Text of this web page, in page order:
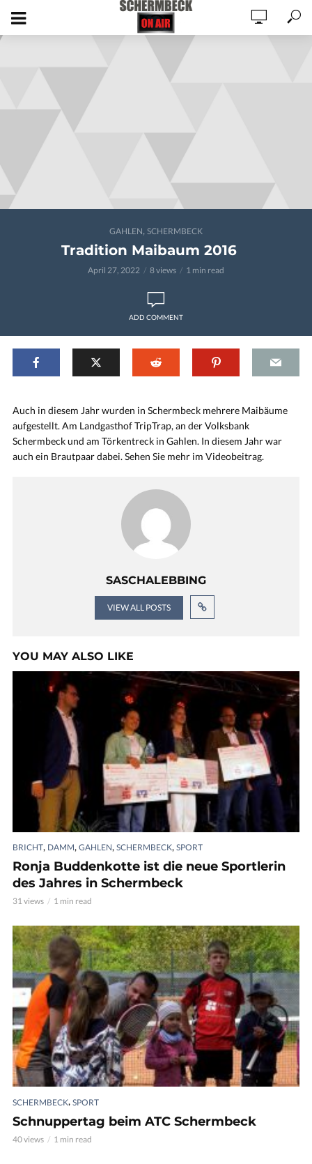
GAHLEN, SCHERMBECK
Tradition Maibaum 2016
April 27, 2022 8 views 1 min read
ADD COMMENT
Auch in diesem Jahr wurden in Schermbeck mehrere Maibäume
aufgestellt. Am Landgasthof TripTrap, an der Volksbank
Schermbeck und am Törkentreck in Gahlen. In diesem Jahr war
auch ein Brautpaar dabei. Sehen Sie mehr im Videobeitrag.
SASCHALEBBING
VIEW ALL POSTS
YOU MAY ALSO LIKE
BRICHT, DAMM, GAHLEN, SCHERMBECK, SPORT
Ronja Buddenkotte ist die neue Sportlerin
des Jahres in Schermbeck
31 views 1 min read
SCHERMBECK, SPORT
Schnuppertag beim ATC Schermbeck
40 views 1 min read